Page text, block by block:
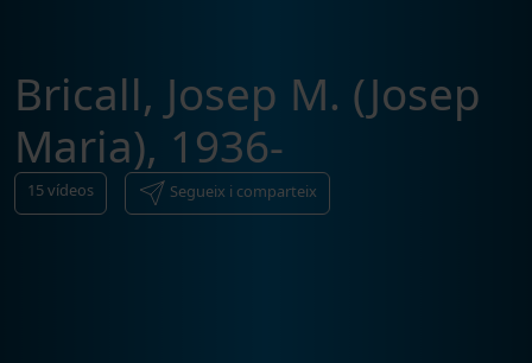
Bricall, Josep M. (Josep
Maria), 1936-
15vídeos Segueix i comparteix